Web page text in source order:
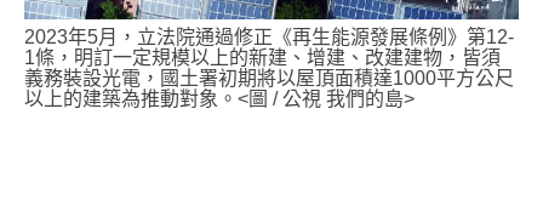
2023年5月，立法院通過修正《再生能源發展條例》第12-
1條，明訂一定規模以上的新建、增建、改建建物，皆須
義務裝設光電，國土署初期將以屋頂面積達1000平方公尺
以上的建築為推動對象。<圖 / 公視 我們的島>